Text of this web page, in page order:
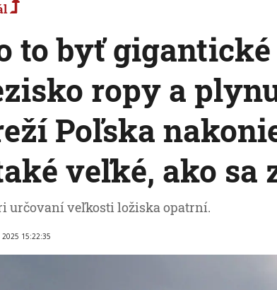
to byť
ropy a
Poľska
veľké, ako sa
určovaní veľkosti ložiska opatrní.
2025 15:22:35